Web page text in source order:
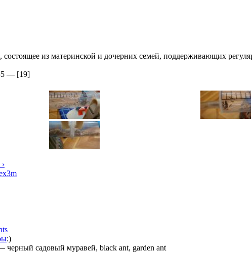
состоящее из материнской и дочерних семей, поддерживающих
— [19]
:)
черный садовый муравей, black ant, garden ant